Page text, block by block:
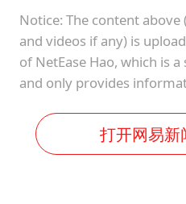
Notice: The content
and videos if any) is
of NetEase Hao, which is
and only provides
打开网易新